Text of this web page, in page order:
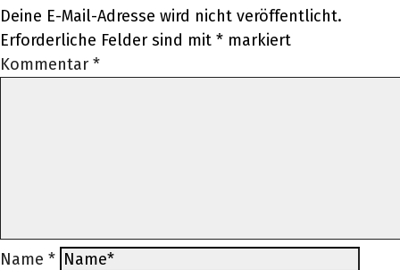
Deine E-Mail-Adresse wird nicht veröffentlicht.
Erforderliche Felder sind mit * markiert
Kommentar *
Name *